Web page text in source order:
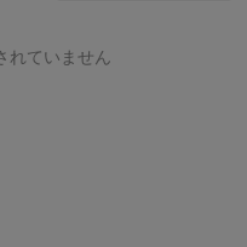
れていません